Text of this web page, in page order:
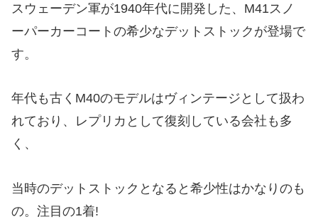
スウェーデン軍が1940年代に開発した、M41スノ
ーパーカーコートの希少なデットストックが登場で
す。
年代も古くM40のモデルはヴィンテージとして扱わ
れており、レプリカとして復刻している会社も多
く、
当時のデットストックとなると希少性はかなりのも
の。注目の1着!